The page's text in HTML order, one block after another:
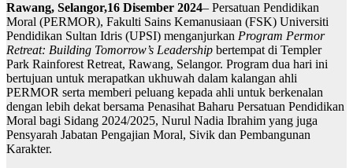
Rawang, Selangor,16 Disember 2024– Persatuan Pendidikan
Moral (PERMOR), Fakulti Sains Kemanusiaan (FSK) Universiti
Pendidikan Sultan Idris (UPSI) menganjurkan Program Permor
Retreat: Building Tomorrow’s Leadership bertempat di Templer
Park Rainforest Retreat, Rawang, Selangor. Program dua hari ini
bertujuan untuk merapatkan ukhuwah dalam kalangan ahli
PERMOR serta memberi peluang kepada ahli untuk berkenalan
dengan lebih dekat bersama Penasihat Baharu Persatuan Pendidikan
Moral bagi Sidang 2024/2025, Nurul Nadia Ibrahim yang juga
Pensyarah Jabatan Pengajian Moral, Sivik dan Pembangunan
Karakter.